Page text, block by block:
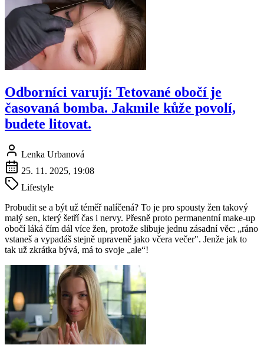
Odborníci varují: Tetované obočí je
časovaná bomba. Jakmile kůže povolí,
budete litovat.
Lenka Urbanová
25. 11. 2025, 19:08
Lifestyle
Probudit se a být už téměř nalíčená? To je pro spousty žen takový
malý sen, který šetří čas i nervy. Přesně proto permanentní make-up
obočí láká čím dál více žen, protože slibuje jednu zásadní věc: „ráno
vstaneš a vypadáš stejně upraveně jako včera večer". Jenže jak to
tak už zkrátka bývá, má to svoje „ale“!